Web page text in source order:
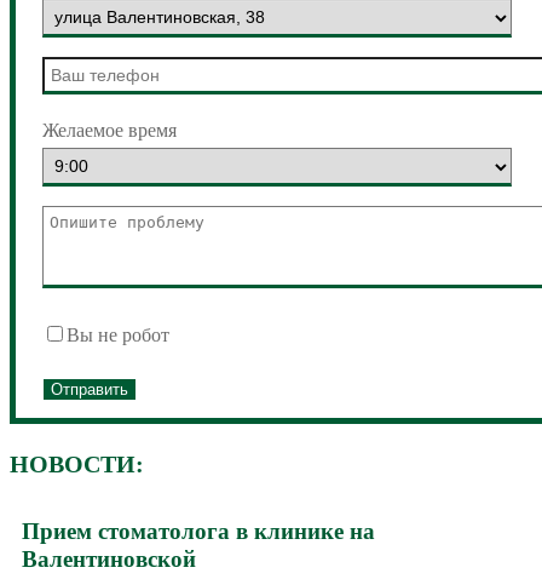
Желаемое время
Вы не робот
НОВОСТИ:
Прием стоматолога в клинике на
Валентиновской